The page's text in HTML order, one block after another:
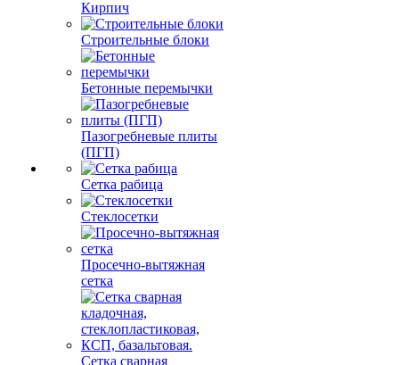
Кирпич
Строительные блоки
Бетонные перемычки
Пазогребневые плиты
(ПГП)
Сетка рабица
Стеклосетки
Просечно-вытяжная
сетка
Сетка сварная